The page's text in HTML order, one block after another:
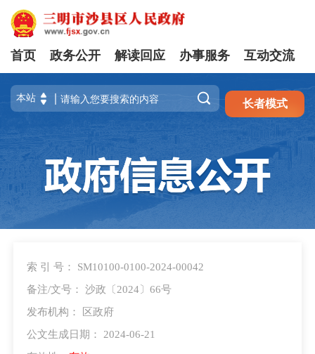
注册 登录
首页 政务公开 解读回应 办事服务 互动交流
 长者模式
索 引 号： SM10100-0100-2024-00042
备注/文号： 沙政〔2024〕66号
发布机构： 区政府
公文生成日期： 2024-06-21